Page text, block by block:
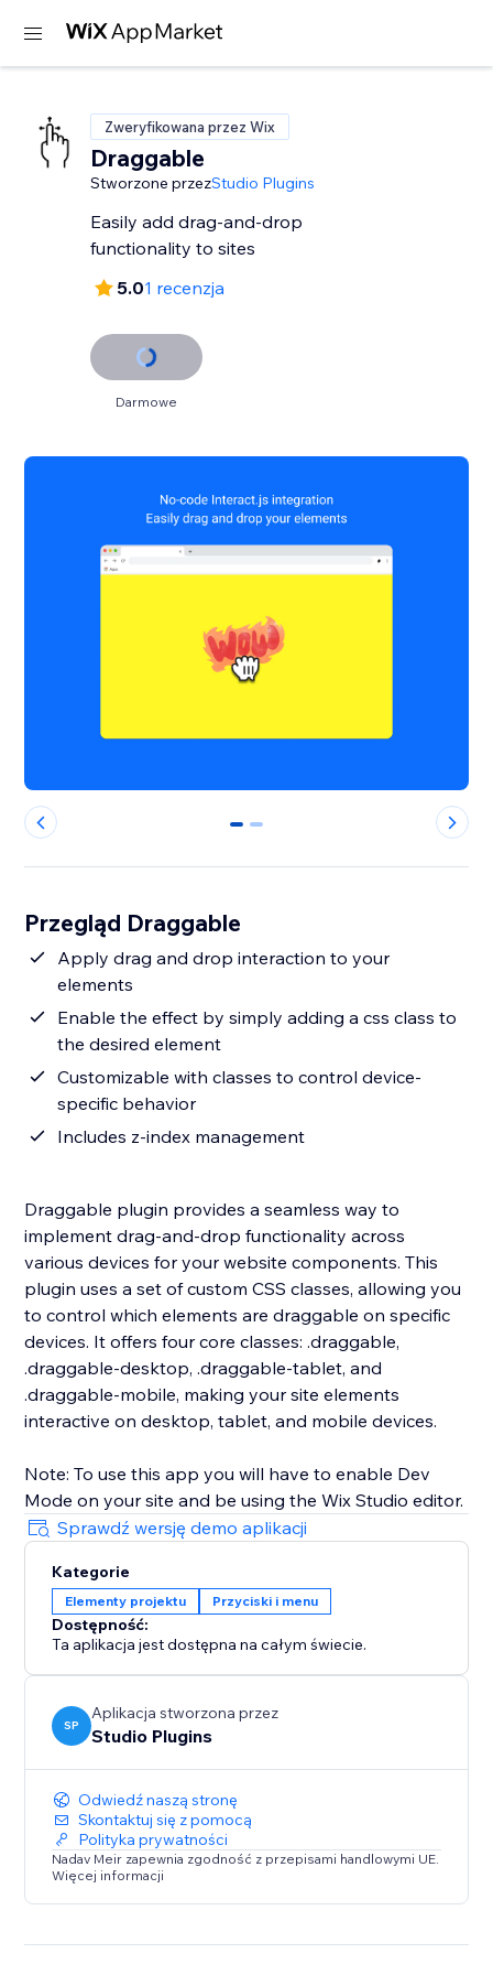
Zweryfikowana przez Wix
Draggable
Stworzone przezStudio Plugins
Easily add drag-and-drop
functionality to sites
5.01 recenzja
Darmowe
0 1
Przegląd Draggable
Apply drag and drop interaction to your
elements
Enable the effect by simply adding a css class to
the desired element
Customizable with classes to control device-
specific behavior
Includes z-index management
Draggable plugin provides a seamless way to
implement drag-and-drop functionality across
various devices for your website components. This
plugin uses a set of custom CSS classes, allowing you
to control which elements are draggable on specific
devices. It offers four core classes: .draggable,
.draggable-desktop, .draggable-tablet, and
.draggable-mobile, making your site elements
interactive on desktop, tablet, and mobile devices.
Note: To use this app you will have to enable Dev
Mode on your site and be using the Wix Studio editor.
Sprawdź wersję demo aplikacji
Kategorie
Elementy projektu Przyciski i menu
Dostępność:
Ta aplikacja jest dostępna na całym świecie.
SP
Aplikacja stworzona przez
Studio Plugins
Odwiedź naszą stronę
Skontaktuj się z pomocą
Polityka prywatności
Nadav Meir zapewnia zgodność z przepisami handlowymi UE.
Więcej informacji